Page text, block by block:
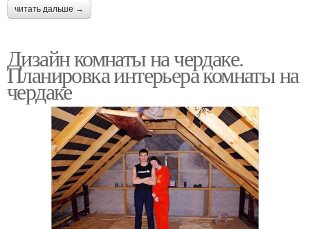
читать дальше →
Дизайн комнаты на чердаке.
Планировка интерьера комнаты на
чердаке